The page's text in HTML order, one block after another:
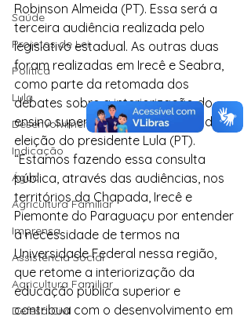
Saúde
Projetos de Lei
Política
Lula
Desenvolvimento Territorial
Indicação
Água
Agricultura Familiar
Imprensa
Assistência Social
Agricultura Familiar
Defesa Civil
Robinson Almeida (PT). Essa será a
terceira audiência realizada pelo
legislativo estadual. As outras duas
foram realizadas em Irecê e Seabra,
como parte da retomada dos
debates sobre a interiorização do
ensino superior na Bahia, depois da
eleição do presidente Lula (PT).
“Estamos fazendo essa consulta
pública, através das audiências, nos
territórios da Chapada, Irecê e
Piemonte do Paraguaçu por entender
a necessidade de termos na
Universidade Federal nessa região,
que retome a interiorização da
educação pública superior e
contribua com o desenvolvimento em